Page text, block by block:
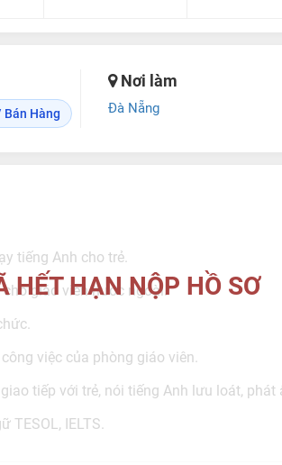
Bán Hàng
Nơi làm
Đà Nẵng
HẾT HẠN NỘP HỒ SƠ
tiếng Anh cho trẻ.
giáo viên nước ngoài.
việc của phòng giáo viên.
tiếp với trẻ, nói tiếng Anh lưu loát, phát
TESOL, IELTS.